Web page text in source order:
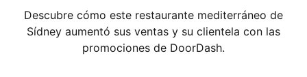
Descubre cómo este restaurante mediterráneo de
Sídney aumentó sus ventas y su clientela con las
promociones de DoorDash.